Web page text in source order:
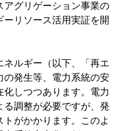
アグリゲーション事業の
リソース活用実証を開
ルギー（以下、「再エ
の発生等、電力系統の安
しつつあります。電力
る調整が必要ですが、発
がかかります。このよ